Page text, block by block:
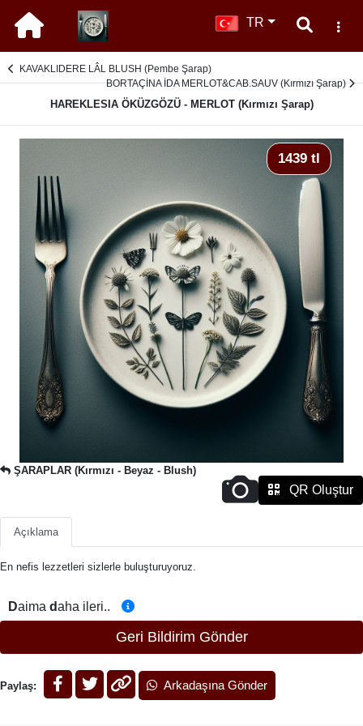
TR
KAVAKLIDERE LÂL BLUSH (Pembe Şarap)
BORTAÇİNA İDA MERLOT&CAB.SAUV (Kırmızı Şarap)
HAREKLESIA ÖKÜZGÖZÜ - MERLOT (Kırmızı Şarap)
1439 tl
ŞARAPLAR (Kırmızı - Beyaz - Blush)
QR Oluştur
Açıklama
En nefis lezzetleri sizlerle buluşturuyoruz.
Daima daha ileri..
Geri Bildirim Gönder
Paylaş: Arkadaşına Gönder